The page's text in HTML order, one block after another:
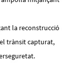
la reconstrucció
trànsit capturat,